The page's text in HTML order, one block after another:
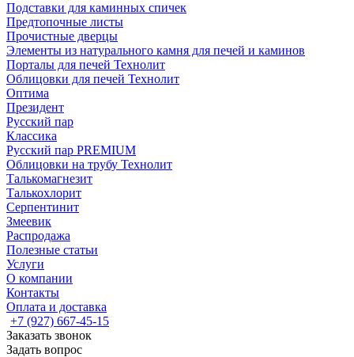
Подставки для каминных спичек
Предтопочные листы
Прочистные дверцы
Элементы из натурального камня для печей и каминов
Порталы для печей Технолит
Облицовки для печей Технолит
Оптима
Президент
Русский пар
Классика
Русский пар PREMIUM
Облицовки на трубу Технолит
Талькомагнезит
Талькохлорит
Серпентинит
Змеевик
Распродажа
Полезные статьи
Услуги
О компании
Контакты
Оплата и доставка
+7 (927) 667-45-15
Заказать звонок
Задать вопрос